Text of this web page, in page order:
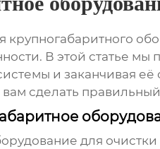
крупногабаритного
В этой статье мы
и заканчивая
вам сделать
для